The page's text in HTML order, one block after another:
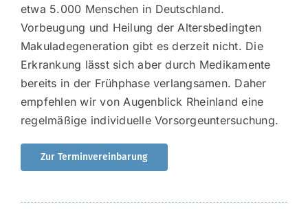
etwa 5.000 Menschen in Deutschland.
Vorbeugung und Heilung der Altersbedingten
Makuladegeneration gibt es derzeit nicht. Die
Erkrankung lässt sich aber durch Medikamente
bereits in der Frühphase verlangsamen. Daher
empfehlen wir von Augenblick Rheinland eine
regelmäßige individuelle Vorsorgeuntersuchung.
Zur Terminvereinbarung